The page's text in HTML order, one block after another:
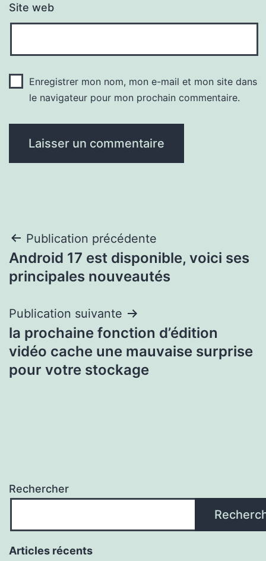
Site web
Enregistrer mon nom, mon e-mail et mon site dans
le navigateur pour mon prochain commentaire.
Navigation
de
Publication précédente
Android 17 est disponible, voici ses
principales nouveautés
Publication suivante
la prochaine fonction d’édition
vidéo cache une mauvaise surprise
pour votre stockage
Rechercher
Articles récents